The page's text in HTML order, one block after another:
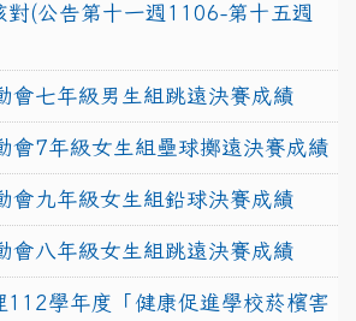
對(公告第十一週1106-第十五週
會七年級男生組跳遠決賽成績
會7年級女生組壘球擲遠決賽成績
會九年級女生組鉛球決賽成績
會八年級女生組跳遠決賽成績
112學年度「健康促進學校菸檳害